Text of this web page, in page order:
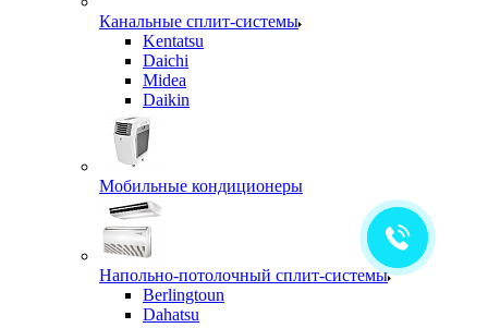
Канальные сплит-системы
Kentatsu
Daichi
Midea
Daikin
Мобильные кондиционеры
Напольно-потолочный сплит-системы
Berlingtoun
Dahatsu